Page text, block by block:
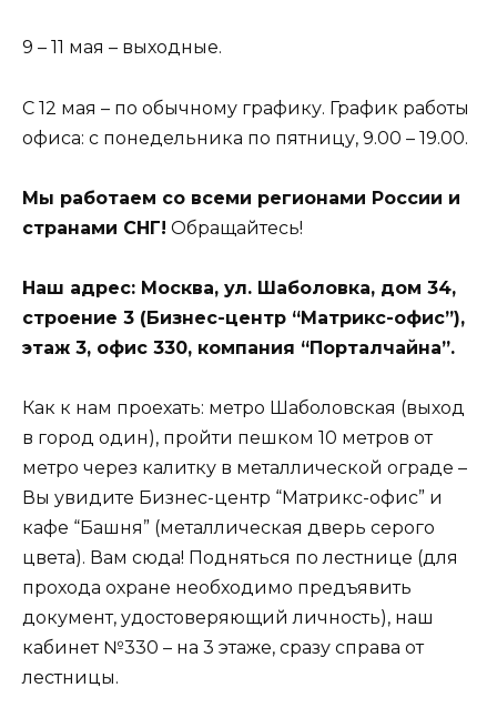
9 – 11 мая – выходные.
С 12 мая – по обычному графику. График работы
офиса: с понедельника по пятницу, 9.00 – 19.00.
Мы работаем со всеми регионами России и
странами СНГ! Обращайтесь!
Наш адрес: Москва, ул. Шаболовка, дом 34,
строение 3 (Бизнес-центр “Матрикс-офис”),
этаж 3, офис 330, компания “Порталчайна”.
Как к нам проехать: метро Шаболовская (выход
в город один), пройти пешком 10 метров от
метро через калитку в металлической ограде –
Вы увидите Бизнес-центр “Матрикс-офис” и
кафе “Башня” (металлическая дверь серого
цвета). Вам сюда! Подняться по лестнице (для
прохода охране необходимо предъявить
документ, удостоверяющий личность), наш
кабинет №330 – на 3 этаже, сразу справа от
лестницы.